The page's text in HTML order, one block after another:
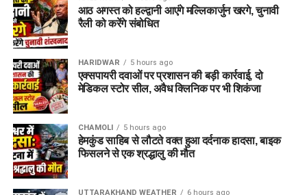
आठ अगस्त को हल्द्वानी आएंगे मल्लिकार्जुन खरगे, चुनावी
रैली को करेंगे संबोधित
HARIDWAR 5 hours ago
एक्सपायरी दवाओं पर प्रशासन की बड़ी कार्रवाई, दो
मेडिकल स्टोर सील, अवैध क्लिनिक पर भी शिकंजा
CHAMOLI 5 hours ago
हेमकुंड साहिब से लौटते वक्त हुआ दर्दनाक हादसा, बाइक
फिसलने से एक श्रद्धालु की मौत
UTTARAKHAND WEATHER 6 hours ago